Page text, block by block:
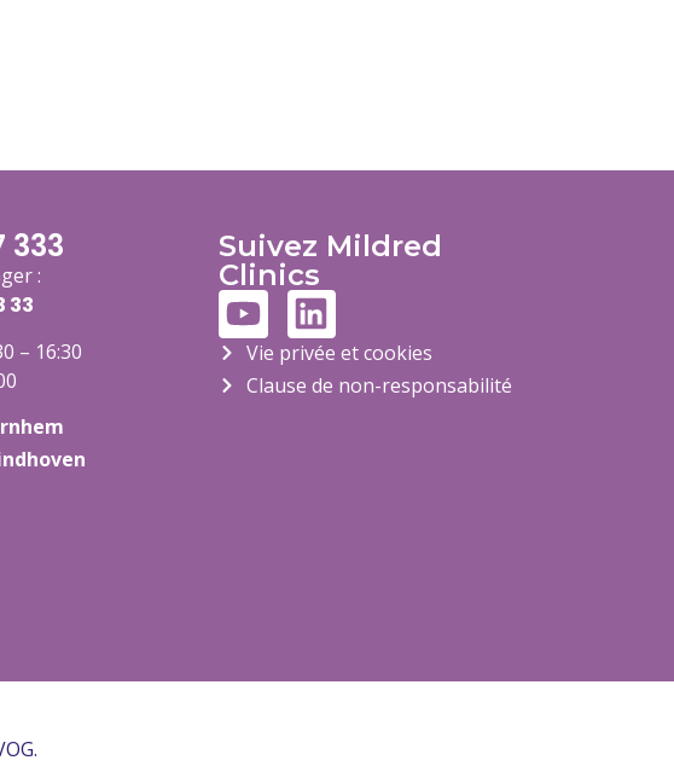
333
:
33
– 16:30
Suivez Mildred
Clinics
Vie privée et cookies
Clause de non-responsabilité